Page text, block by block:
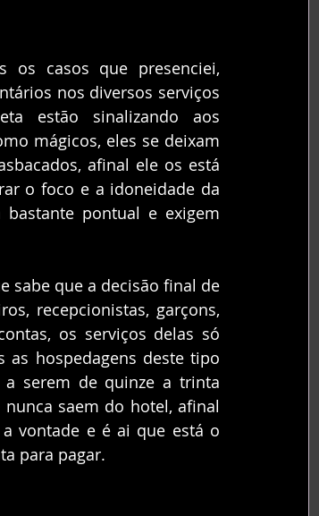
os casos que presenciei,
nos diversos serviços
estão sinalizando aos
mágicos, eles se deixam
afinal ele os está
o foco e a idoneidade da
pontual e exigem
sabe que a decisão final de
recepcionistas, garçons,
os serviços delas só
as hospedagens deste tipo
serem de quinze a trinta
saem do hotel, afinal
vontade e é ai que está o
para pagar.